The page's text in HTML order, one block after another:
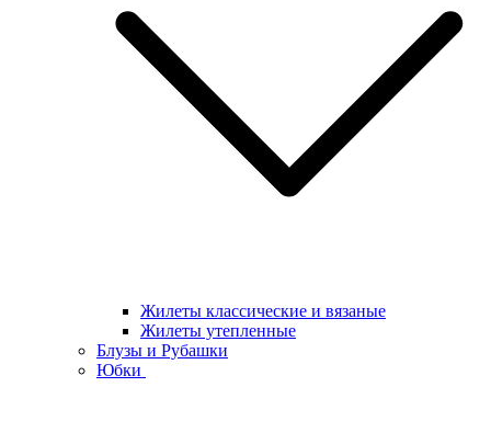
Жилеты классические и вязаные
Жилеты утепленные
Блузы и Рубашки
Юбки